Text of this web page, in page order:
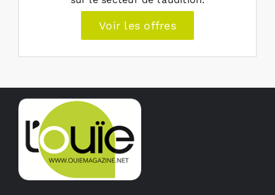
Voir les offres